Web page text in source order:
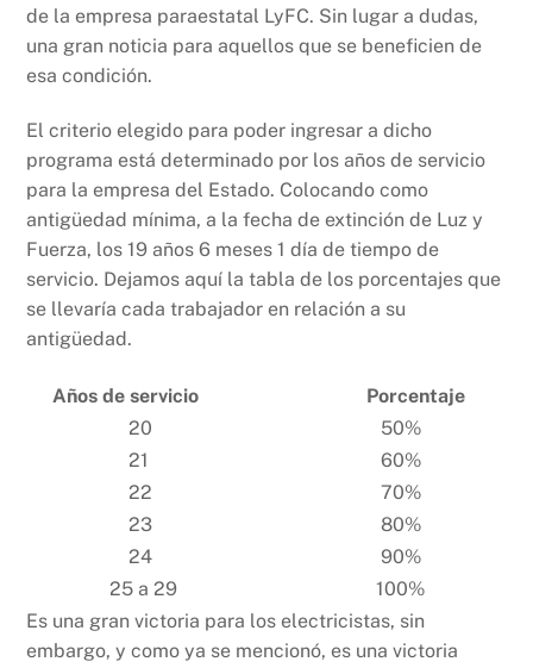
de la empresa paraestatal LyFC. Sin lugar a dudas,
una gran noticia para aquellos que se beneficien de
esa condición.
El criterio elegido para poder ingresar a dicho
programa está determinado por los años de servicio
para la empresa del Estado. Colocando como
antigüedad mínima, a la fecha de extinción de Luz y
Fuerza, los 19 años 6 meses 1 día de tiempo de
servicio. Dejamos aquí la tabla de los porcentajes que
se llevaría cada trabajador en relación a su
antigüedad.
Años de servicio
Porcentaje
20
50%
21
60%
22
70%
23
80%
24
90%
25 a 29
100%
Es una gran victoria para los electricistas, sin
embargo, y como ya se mencionó, es una victoria